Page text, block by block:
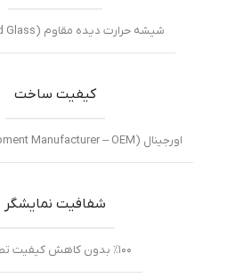
شیشه حرارت دیده مقاوم (Tempered Glass)
کیفیت ساخت
اورجینال (Original Equipment Manufacturer – OEM)
شفافیت نمایشگر
٪۱۰۰ بدون کاهش کیفیت تصویر